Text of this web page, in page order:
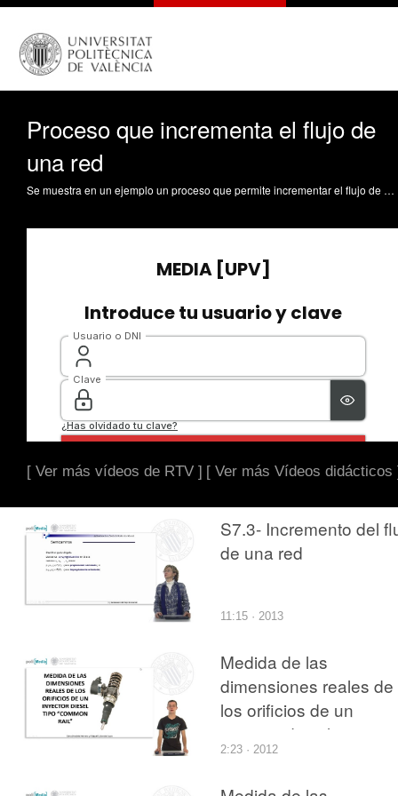
Proceso que incrementa el flujo de
una red
Se muestra en un ejemplo un proceso que permite incrementar el flujo de una red Jordan Lluch, C. (2009). Proceso que incrementa el flujo de una red. https://riunet.upv.es/handle/10251/5093
[ Ver más vídeos de RTV ] [ Ver más Vídeos didácticos
S7.3- Incremento del
de una red
11:15 · 2013
Medida de las
dimensiones reales de
los orificios de un
inyector diesel tipo
\"common Rail\","El
2:23 · 2012